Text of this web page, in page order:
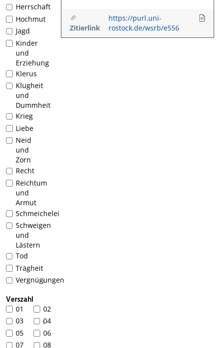
Herrschaft
Hochmut
Jagd
Kinder
und
Erziehung
Klerus
Klugheit
und
Dummheit
Krieg
Liebe
Neid
und
Zorn
Recht
Reichtum
und
Armut
Schmeichelei
Schweigen
und
Lästern
Tod
Trägheit
1
Vergnügungen
Verszahl
01
02
03
104
05
06
07
08
Zitierlink
https://purl.uni-
rostock.de/wsrb/e556